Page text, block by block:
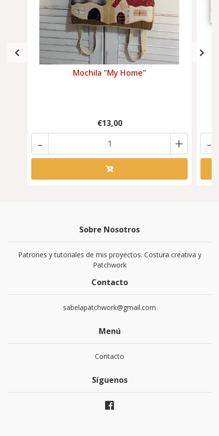
Mochila "My Home"
€13,00
+
- -
Sobre Nosotros
Patrones y tutoriales de mis proyectos. Costura creativa y
Patchwork
Contacto
sabelapatchwork@gmail.com
Menú
Contacto
Síguenos